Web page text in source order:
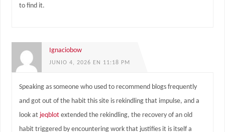
to find it.
Ignaciobow
JUNIO 4, 2026 EN 11:18 PM
Speaking as someone who used to recommend blogs frequently
and got out of the habit this site is rekindling that impulse, and a
look at jeqblotextended the rekindling, the recovery of an old
habit triggered by encountering work that justifies it is itself a